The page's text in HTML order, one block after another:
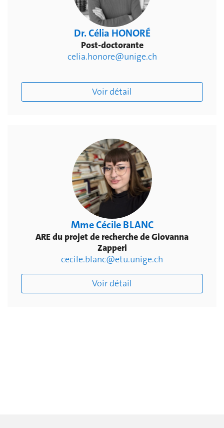
Dr. Célia HONORÉ
Post-doctorante
celia.honore@unige.ch
Voir détail
Mme Cécile BLANC
ARE du projet de recherche de Giovanna
Zapperi
cecile.blanc@etu.unige.ch
Voir détail